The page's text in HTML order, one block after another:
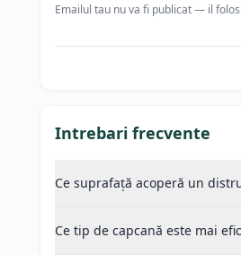
Emailul tau nu va fi publicat — il
Intrebari frecvente
Ce suprafață acoperă un
Ce tip de capcană este mai